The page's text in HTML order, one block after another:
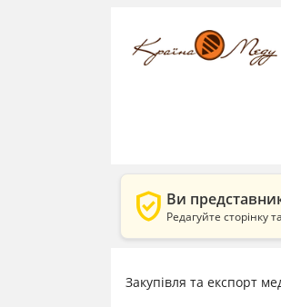
verified_user Ви
Редагуйте сторінку
Закупівля та експорт